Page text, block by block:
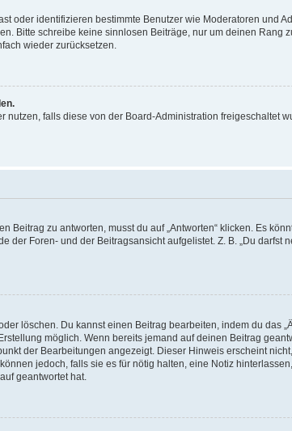
oder identifizieren bestimmte Benutzer wie Moderatoren und
Bitte schreibe keine sinnlosen Beiträge, nur um deinen
wieder zurücksetzen.
falls diese von der Board-Administration freigeschaltet
Beitrag zu antworten, musst du auf „Antworten“ klicken. Es
Foren- und der Beitragsansicht aufgelistet. Z. B. „Du darfst
löschen. Du kannst einen Beitrag bearbeiten, indem du das
möglich. Wenn bereits jemand auf deinen Beitrag
der Bearbeitungen angezeigt. Dieser Hinweis erscheint
jedoch, falls sie es für nötig halten, eine Notiz
geantwortet hat.